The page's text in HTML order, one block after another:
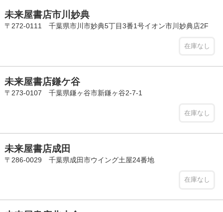
未来屋書店市川妙典
〒272-0111 千葉県市川市妙典5丁目3番1号イオン市川妙典店2F
在庫なし
未来屋書店鎌ケ谷
〒273-0107 千葉県鎌ヶ谷市新鎌ヶ谷2-7-1
在庫なし
未来屋書店成田
〒286-0029 千葉県成田市ウイング土屋24番地
在庫なし